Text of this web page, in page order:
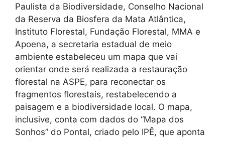
Paulista da Biodiversidade, Conselho Nacional
da Reserva da Biosfera da Mata Atlântica,
Instituto Florestal, Fundação Florestal, MMA e
Apoena, a secretaria estadual de meio
ambiente estabeleceu um mapa que vai
orientar onde será realizada a restauração
florestal na ASPE, para reconectar os
fragmentos florestais, restabelecendo a
paisagem e a biodiversidade local. O mapa,
inclusive, conta com dados do “Mapa dos
Sonhos” do Pontal, criado pelo IPÊ, que aponta